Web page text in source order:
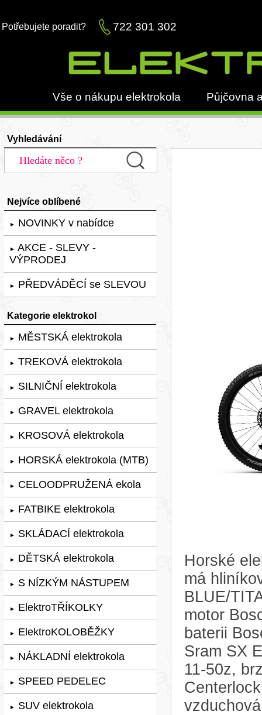
Potřebujete poradit? 722 301 302
Vše o nákupu elektrokola Půjčovna
Vyhledávání
Nejvíce oblíbené
► NOVINKY v nabídce
► AKCE - SLEVY -
VÝPRODEJ
► PŘEDVÁDĚCÍ se SLEVOU
Kategorie elektrokol
► MĚSTSKÁ elektrokola
► TREKOVÁ elektrokola
► SILNIČNÍ elektrokola
► GRAVEL elektrokola
► KROSOVÁ elektrokola
► HORSKÁ elektrokola (MTB)
► CELOODPRUŽENÁ ekola
► FATBIKE elektrokola
► SKLÁDACÍ elektrokola
► DĚTSKÁ elektrokola
► S NÍZKÝM NÁSTUPEM
► ElektroTŘÍKOLKY
► ElektroKOLOBĚŽKY
► NÁKLADNÍ elektrokola
► SPEED PEDELEC
► SUV elektrokola
Horské
má
BLUE/
motor
baterii
Sram SX
11-50z,